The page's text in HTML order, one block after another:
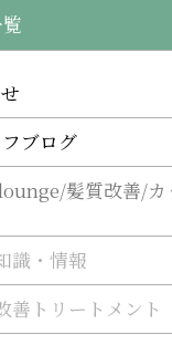
ブログ
髪質改善/カ
識・情報
善トリートメント